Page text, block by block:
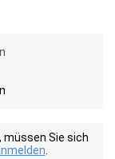
müssen Sie sich